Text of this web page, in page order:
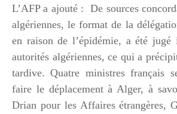
L’AFP a ajouté : De sources
algériennes, le format de la
en raison de l’épidémie, a été jugé
autorités algériennes, ce qui a
tardive. Quatre ministres français
faire le déplacement à Alger, à
Drian pour les Affaires étrangères,